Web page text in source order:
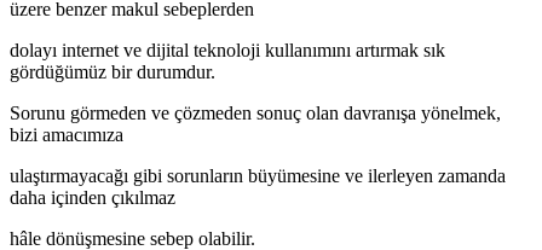
üzere benzer makul sebeplerden
dolayı internet ve dijital teknoloji kullanımını artırmak sık
gördüğümüz bir durumdur.
Sorunu görmeden ve çözmeden sonuç olan davranışa yönelmek,
bizi amacımıza
ulaştırmayacağı gibi sorunların büyümesine ve ilerleyen zamanda
daha içinden çıkılmaz
hâle dönüşmesine sebep olabilir.